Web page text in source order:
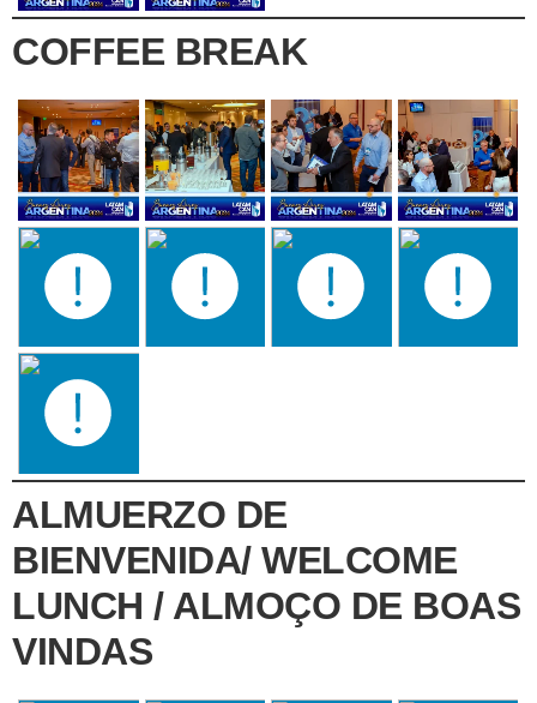
COFFEE BREAK
ALMUERZO DE
BIENVENIDA/ WELCOME
LUNCH / ALMOÇO DE BOAS
VINDAS